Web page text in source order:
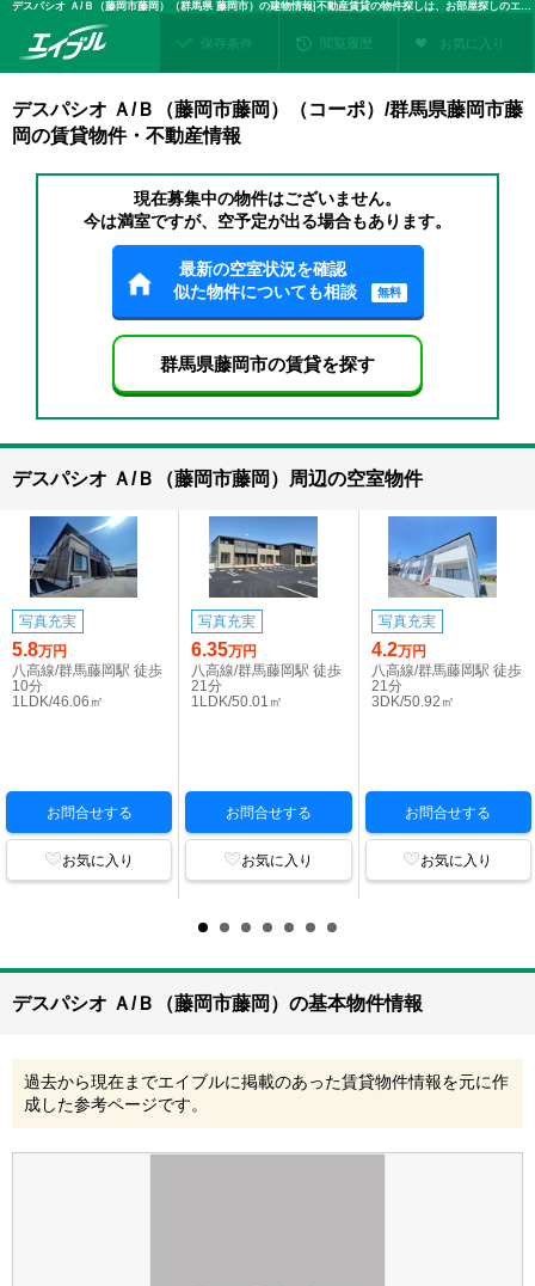
デスパシオ Ａ/Ｂ（藤岡市藤岡）（群馬県 藤岡市）の建物情報|不動産賃貸の物件探しは、お部屋探しのエイブル
保存条件 閲覧履歴 お気に入り
デスパシオ Ａ/Ｂ（藤岡市藤岡）（コーポ）/群馬県藤岡市藤
岡の賃貸物件・不動産情報
現在募集中の物件はございません。
今は満室ですが、空予定が出る場合もあります。
最新の空室状況を確認
似た物件についても相談
無料
群馬県藤岡市の賃貸を探す
デスパシオ Ａ/Ｂ（藤岡市藤岡）周辺の空室物件
写真充実
5.8万円
八高線/群馬藤岡駅 徒歩
10分
1LDK/46.06㎡
お問合せする
お気に入り
写真充実
6.35万円
八高線/群馬藤岡駅 徒歩
21分
1LDK/50.01㎡
お問合せする
お気に入り
写真充実
4.2万円
八高線/群馬藤岡駅 徒歩
21分
3DK/50.92㎡
お問合せする
お気に入り
デスパシオ Ａ/Ｂ（藤岡市藤岡）の基本物件情報
過去から現在までエイブルに掲載のあった賃貸物件情報を元に作
成した参考ページです。